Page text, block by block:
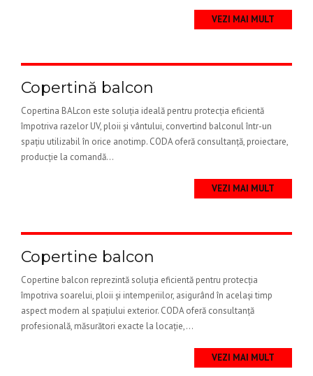
VEZI MAI MULT
Copertină balcon
Copertina BALcon este soluția ideală pentru protecția eficientă
împotriva razelor UV, ploii și vântului, convertind balconul într-un
spațiu utilizabil în orice anotimp. CODA oferă consultanță, proiectare,
producție la comandă...
VEZI MAI MULT
Copertine balcon
Copertine balcon reprezintă soluția eficientă pentru protecția
împotriva soarelui, ploii și intemperiilor, asigurând în același timp
aspect modern al spațiului exterior. CODA oferă consultanță
profesională, măsurători exacte la locație,...
VEZI MAI MULT